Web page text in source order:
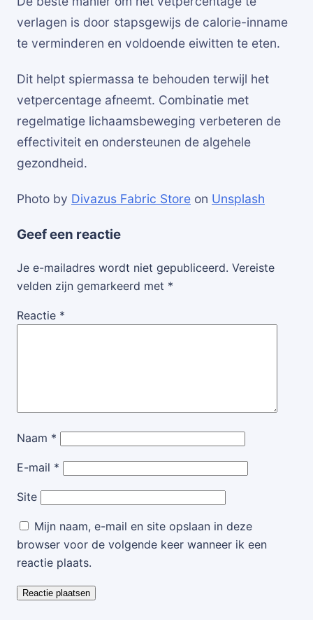
verlagen is door stapsgewijs de calorie-inname
te verminderen en voldoende eiwitten te eten.
Dit helpt spiermassa te behouden terwijl het
vetpercentage afneemt. Combinatie met
regelmatige lichaamsbeweging verbeteren de
effectiviteit en ondersteunen de algehele
gezondheid.
Photo by Divazus Fabric Store on Unsplash
Geef een reactie
Je e-mailadres wordt niet gepubliceerd. Vereiste
velden zijn gemarkeerd met *
Reactie *
Naam *
E-mail *
Site
Mijn naam, e-mail en site opslaan in deze
browser voor de volgende keer wanneer ik een
reactie plaats.